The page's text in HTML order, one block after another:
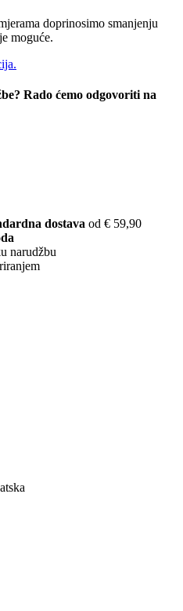
doprinosimo smanjenju
moguće.
Rado ćemo odgovoriti na
dostava od € 59,90
narudžbu